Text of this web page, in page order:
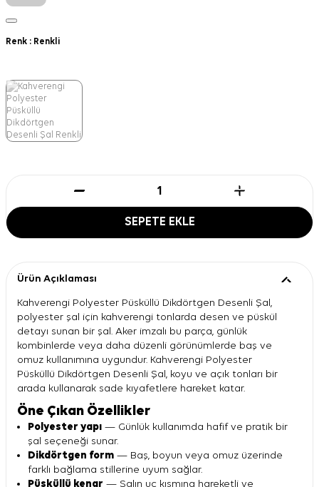
Renk : Renkli
SEPETE EKLE
Ürün Açıklaması
Kahverengi Polyester Püsküllü Dikdörtgen Desenli Şal,
polyester şal için kahverengi tonlarda desen ve püskül
detayı sunan bir şal. Aker imzalı bu parça, günlük
kombinlerde veya daha düzenli görünümlerde baş ve
omuz kullanımına uygundur. Kahverengi Polyester
Püsküllü Dikdörtgen Desenli Şal, koyu ve açık tonları bir
arada kullanarak sade kıyafetlere hareket katar.
Öne Çıkan Özellikler
Polyester yapı — Günlük kullanımda hafif ve pratik bir
şal seçeneği sunar.
Dikdörtgen form — Baş, boyun veya omuz üzerinde
farklı bağlama stillerine uyum sağlar.
Püsküllü kenar — Şalın uç kısmına hareketli ve